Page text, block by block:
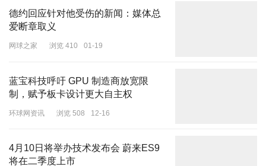
德约回应针对他受伤的新闻：媒体总
爱断章取义
网球之家 浏览 410 01-19
蓝宝科技呼吁 GPU 制造商放宽限
制，赋予板卡设计更大自主权
环球网资讯 浏览 508 12-16
4月10日将举办技术发布会 蔚来ES9
将在二季度上市